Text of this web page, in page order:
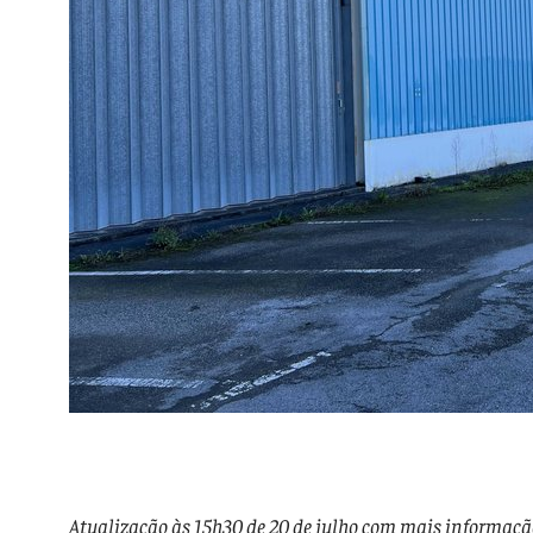
Atualização às 15h30 de 20 de julho com mais